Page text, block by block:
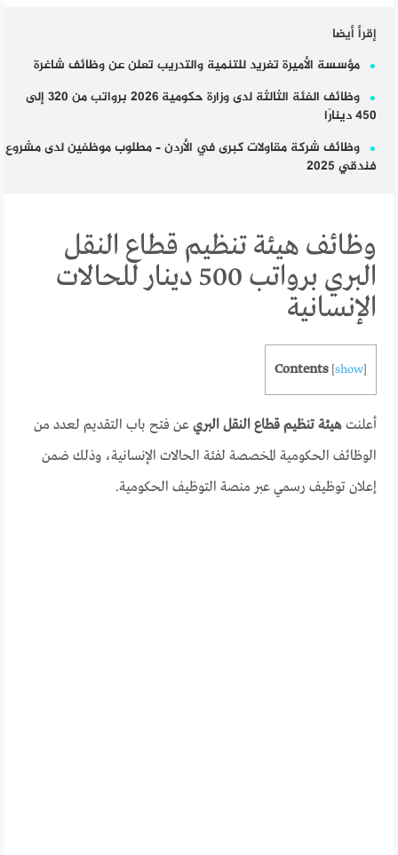
إقرأ أيضا
مؤسسة الأميرة تغريد للتنمية والتدريب تعلن عن وظائف شاغرة
وظائف الفئة الثالثة لدى وزارة حكومية 2026 برواتب من 320 إلى
450 دينارًا
وظائف شركة مقاولات كبرى في الأردن – مطلوب موظفين لدى مشروع
فندقي 2025
وظائف هيئة تنظيم قطاع النقل
البري برواتب 500 دينار للحالات
الإنسانية
Contents [show]
أعلنتهيئة تنظيم قطاع النقل البري عن فتح باب التقديم لعدد من
الوظائف الحكومية المخصصة لفئة الحالات الإنسانية، وذلك ضمن
إعلان توظيف رسمي عبر منصة التوظيف الحكومية.